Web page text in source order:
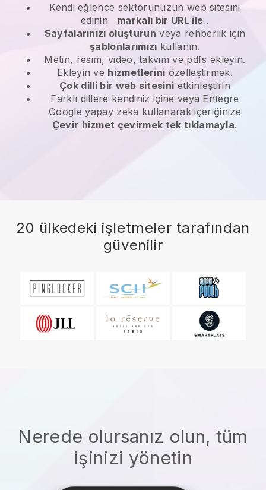
Kendi eğlence sektörünüzün web sitesini
edinin
markalı bir URL ile .
Sayfalarınızı oluşturun veya rehberlik için
şablonlarımızı kullanın.
Metin, resim, video, takvim ve pdfs ekleyin.
Ekleyin ve hizmetlerini özelleştirmek.
Çok dilli bir web sitesini etkinleştirin
Farklı dillere kendiniz içine veya Entegre
Google yapay zeka kullanarak içeriğinize
Çevir hizmet çevirmek tek tıklamayla.
20 ülkedeki işletmeler tarafından
güvenilir
Nerede olursanız olun, tüm
işinizi yönetin